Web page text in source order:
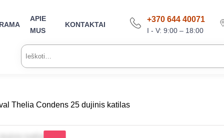
APIE
MUS
KONTAKTAI
+370 644 40071
I - V: 9:00 – 18:00
Ieškoti:
Thelia Condens 25 dujinis katilas